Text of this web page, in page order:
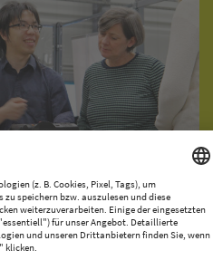
Industrie zusammen